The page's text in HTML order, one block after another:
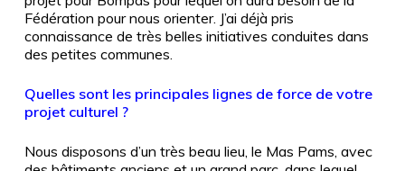
Fédération pour nous orienter. J’ai déjà pris
connaissance de très belles initiatives conduites dans
des petites communes.
Quelles sont les principales lignes de force de votre
projet culturel ?
Nous disposons d’un très beau lieu, le Mas Pams, avec